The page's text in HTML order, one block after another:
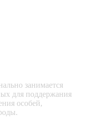
занимается
для поддержания
особей,